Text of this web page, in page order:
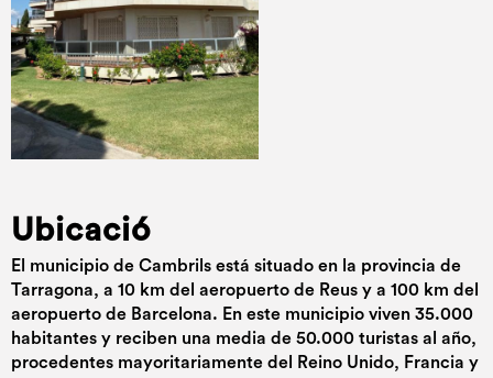
Ubicació
El municipio de Cambrils está situado en la provincia de
Tarragona, a 10 km del aeropuerto de Reus y a 100 km del
aeropuerto de Barcelona. En este municipio viven 35.000
habitantes y reciben una media de 50.000 turistas al año,
procedentes mayoritariamente del Reino Unido, Francia y